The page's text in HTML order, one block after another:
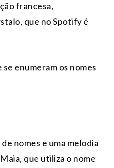
francesa,
que no Spotify é
enumeram os nomes
nomes e uma melodia
que utiliza o nome